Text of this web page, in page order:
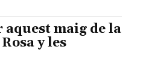
maig de la
y les